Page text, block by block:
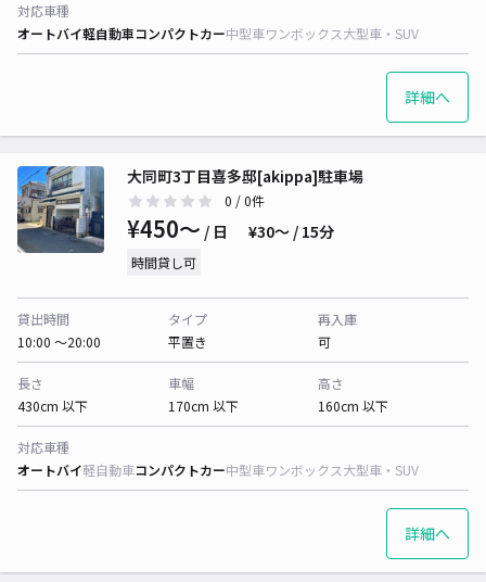
対応車種
オートバイ軽自動車コンパクトカー中型車ワンボックス大型車・SUV
詳細へ
大同町3丁目喜多邸[akippa]駐車場
0 / 0件
¥450〜 / 日 ¥30〜 / 15分
時間貸し可
貸出時間
10:00 〜20:00
タイプ
平置き
再入庫
可
長さ
430cm 以下
車幅
170cm 以下
高さ
160cm 以下
対応車種
オートバイ軽自動車コンパクトカー中型車ワンボックス大型車・SUV
詳細へ